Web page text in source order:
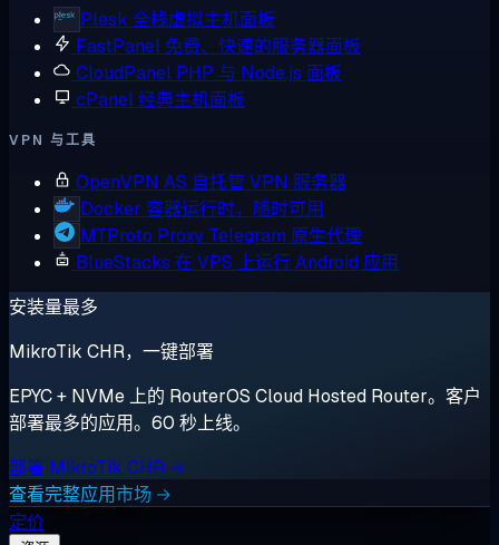
Plesk 全栈虚拟主机面板
FastPanel 免费、快速的服务器面板
CloudPanel PHP 与 Node.js 面板
cPanel经典主机面板
VPN 与工具
OpenVPN AS 自托管 VPN 服务器
Docker 容器运行时，随时可用
MTProto Proxy Telegram 原生代理
BlueStacks 在 VPS 上运行 Android 应用
安装量最多
MikroTik CHR，一键部署
EPYC + NVMe 上的 RouterOS Cloud Hosted Router。客户
部署最多的应用。60 秒上线。
部署 MikroTik CHR →
查看完整应用市场 →
定价